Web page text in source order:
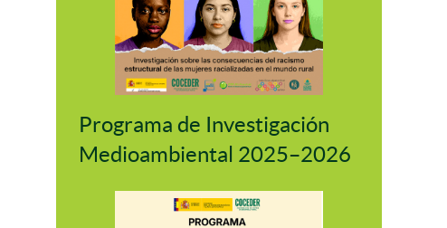
Programa de Investigación
Medioambiental 2025–2026